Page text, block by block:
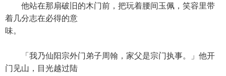
他站在那扇破旧的木门前，把玩着腰间玉佩，笑容里带
着几分志在必得的意
味。
「我乃仙阳宗外门弟子周翰，家父是宗门执事。」他开
门见山，目光越过陆